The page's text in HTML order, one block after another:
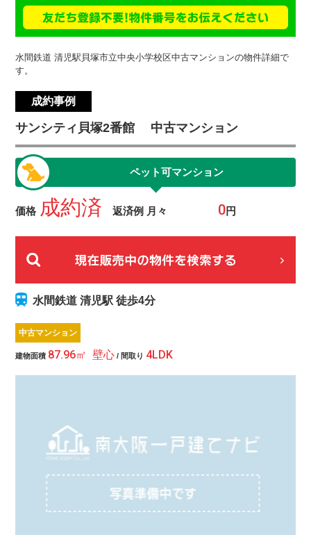
水間鉄道 清児駅貝塚市立中央小学校区中古マンションの物件詳細で
す。
成約事例
サンシティ貝塚2番館 中古マンション
ペット可マンション
価格 成約済 返済例 月々 円
水間鉄道 清児駅 徒歩4分
中古マンション
建物面積 87.96㎡ 壁心 / 間取り 4LDK